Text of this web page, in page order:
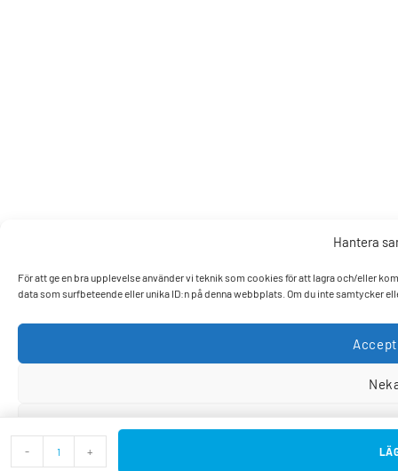
Hantera
För att ge en bra upplevelse använder vi teknik som cookies för att lagra och/eller
data som surfbeteende eller unika ID:n på denna webbplats. Om du inte samtycker
- +